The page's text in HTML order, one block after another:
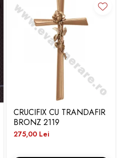
CRUCIFIX CU TRANDAFIR
BRONZ 2119
275,00 Lei